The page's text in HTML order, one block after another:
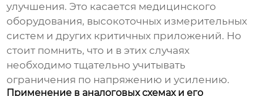
улучшения. Это касается медицинского
оборудования, высокоточных измерительных
систем и других критичных приложений. Но
стоит помнить, что и в этих случаях
необходимо тщательно учитывать
ограничения по напряжению и усилению.
Применение в аналоговых схемах и его